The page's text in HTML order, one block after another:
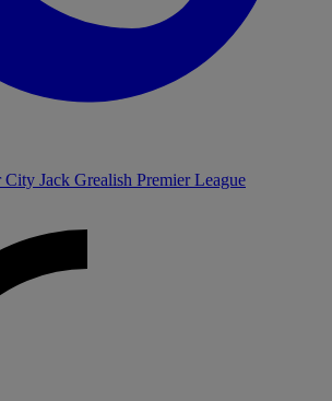
City Jack Grealish Premier League